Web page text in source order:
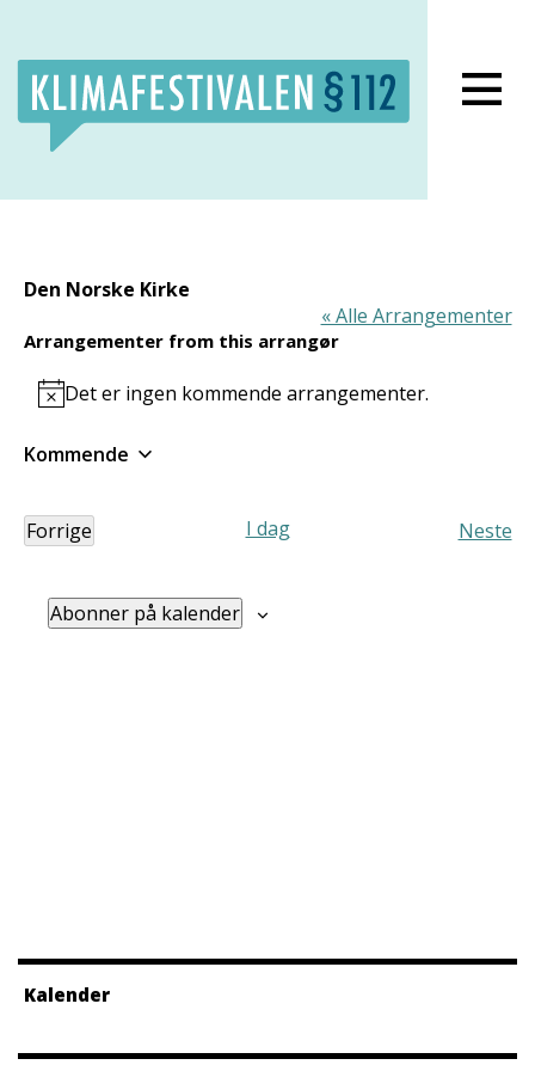
Lukk meny
Den Norske Kirke
« Alle Arrangementer
Arrangementer from this arrangør
NoticeDet er ingen kommende arrangementer.
Kommende
Forrige
I dag
Neste
Abonner på kalender
Kalender